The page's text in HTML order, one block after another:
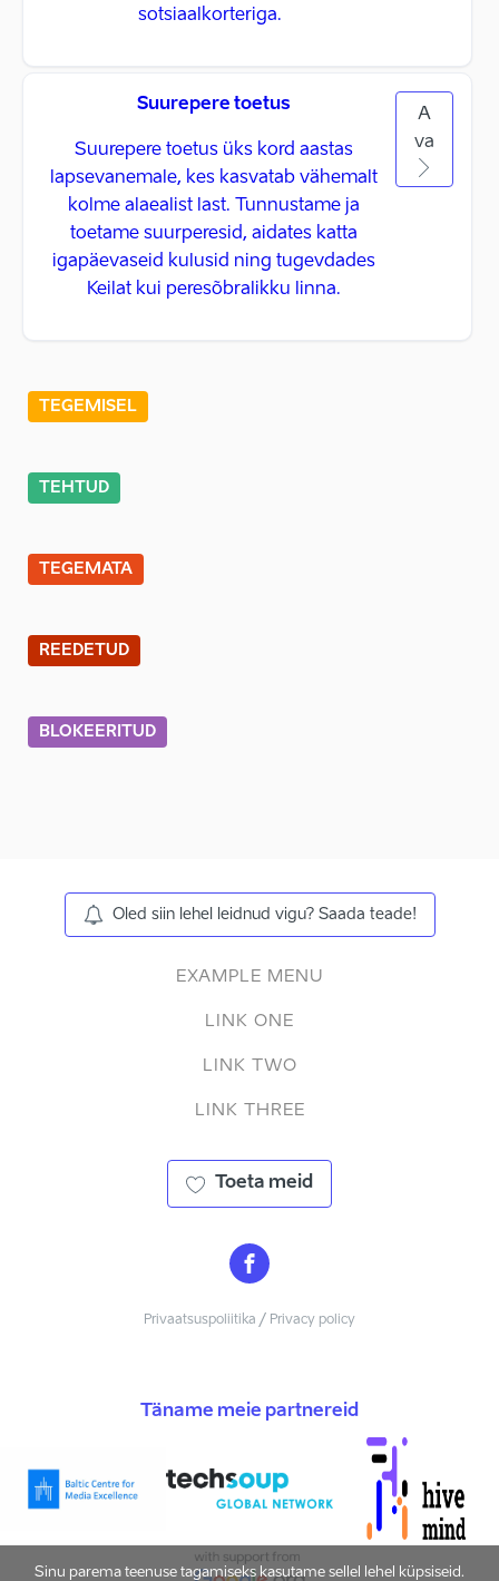
sotsiaalkorteriga.
Suurepere toetus
Suurepere toetus üks kord aastas
lapsevanemale, kes kasvatab vähemalt
kolme alaealist last. Tunnustame ja
toetame suurperesid, aidates katta
igapäevaseid kulusid ning tugevdades
Keilat kui peresõbralikku linna.
A
va
TEGEMISEL
TEHTUD
TEGEMATA
REEDETUD
BLOKEERITUD
Oled siin lehel leidnud vigu? Saada teade!
EXAMPLE MENU
LINK ONE
LINK TWO
LINK THREE
Toeta meid
Privaatsuspoliitika / Privacy policy
Täname meie partnereid
Sinu parema teenuse tagamiseks kasutame sellel lehel küpsiseid.